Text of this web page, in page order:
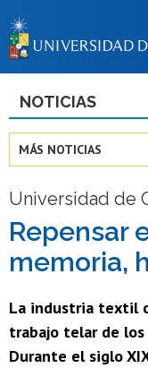
NOTICIAS
MÁS NOTICIAS
Universidad de
Repensar
memoria,
La industria textil
trabajo telar de
Durante el siglo